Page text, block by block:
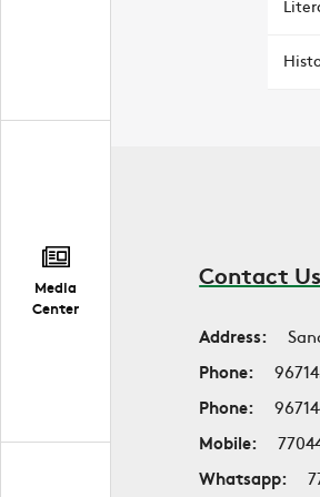
Media
Center
Contact Us
Address:
Phone:
Phone:
Mobile:
Whatsapp: